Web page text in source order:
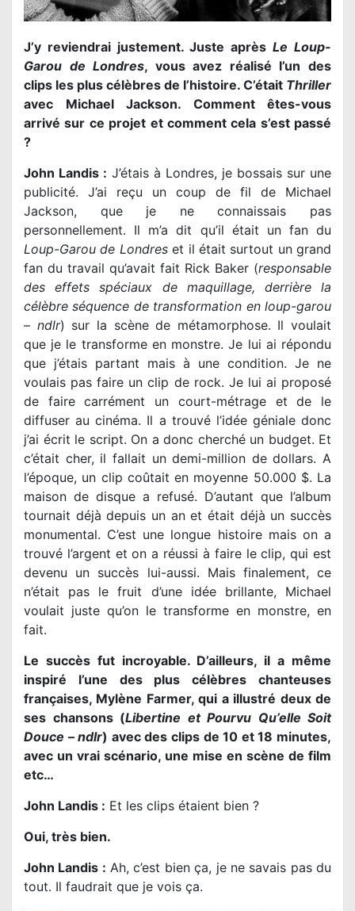
J’y reviendrai justement. Juste aprèsLe Loup-
Garou de Londres, vous avez réalisé l’un des
clips les plus célèbres de l’histoire. C’était Thriller
avec Michael Jackson. Comment êtes-vous
arrivé sur ce projet et comment cela s’est passé
?
John Landis : J’étais à Londres, je bossais sur une
publicité. J’ai reçu un coup de fil de Michael
Jackson, que je ne connaissais pas
personnellement. Il m’a dit qu’il était un fan du
Loup-Garou de Londreset il était surtout un grand
fan du travail qu’avait fait Rick Baker (responsable
des effets spéciaux de maquillage, derrière la
célèbre séquence de transformation en loup-garou
– ndlr) sur la scène de métamorphose. Il voulait
que je le transforme en monstre. Je lui ai répondu
que j’étais partant mais à une condition. Je ne
voulais pas faire un clip de rock. Je lui ai proposé
de faire carrément un court-métrage et de le
diffuser au cinéma. Il a trouvé l’idée géniale donc
j’ai écrit le script. On a donc cherché un budget. Et
c’était cher, il fallait un demi-million de dollars. A
l’époque, un clip coûtait en moyenne 50.000 $. La
maison de disque a refusé. D’autant que l’album
tournait déjà depuis un an et était déjà un succès
monumental. C’est une longue histoire mais on a
trouvé l’argent et on a réussi à faire le clip, qui est
devenu un succès lui-aussi. Mais finalement, ce
n’était pas le fruit d’une idée brillante, Michael
voulait juste qu’on le transforme en monstre, en
fait.
Le succès fut incroyable. D’ailleurs, il a même
inspiré l’une des plus célèbres chanteuses
françaises, Mylène Farmer, qui a illustré deux de
ses chansons (Libertine et Pourvu Qu’elle Soit
Douce – ndlr) avec des clips de 10 et 18 minutes,
avec un vrai scénario, une mise en scène de film
etc…
John Landis : Et les clips étaient bien ?
Oui, très bien.
John Landis : Ah, c’est bien ça, je ne savais pas du
tout. Il faudrait que je vois ça.